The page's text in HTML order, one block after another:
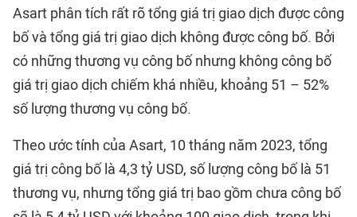
Asart phân tích rất rõ tổng giá trị giao dịch được công
bố và tổng giá trị giao dịch không được công bố. Bởi
có những thương vụ công bố nhưng không công bố
giá trị giao dịch chiếm khá nhiều, khoảng 51 – 52%
số lượng thương vụ công bố.
Theo ước tính của Asart, 10 tháng năm 2023, tổng
giá trị công bố là 4,3 tỷ USD, số lượng công bố là 51
thương vụ, nhưng tổng giá trị bao gồm chưa công bố